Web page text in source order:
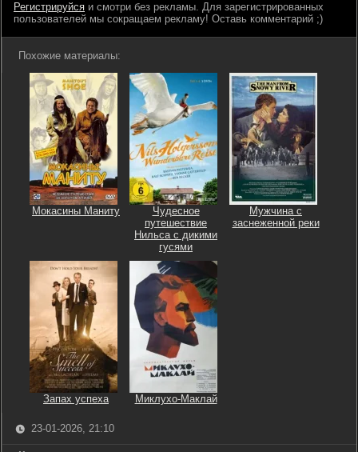
Регистрируйся и смотри без рекламы. Для зарегистрированных
пользователей мы сокращаем рекламу! Оставь комментарий ;)
Похожие материалы:
Мокасины Маниту
Чудесное
путешествие
Нильса с дикими
гусями
Мужчина с
заснеженной реки
Запах успеха Миклухо-Маклай
23-01-2026, 21:10